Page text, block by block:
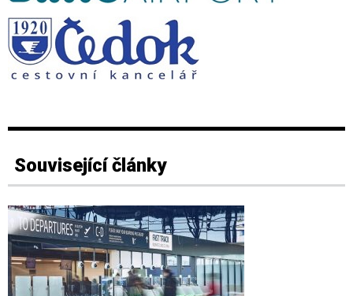
Související články